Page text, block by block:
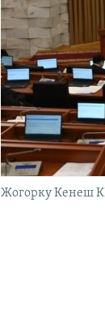
Жогорку Кенеш